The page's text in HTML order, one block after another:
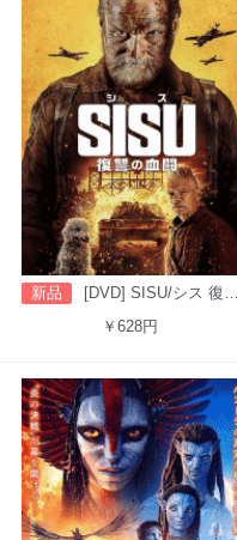
新品
[DVD] SISU/シス 復讐の血闘（字幕版）
￥628円